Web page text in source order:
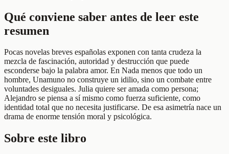
Qué conviene saber antes de leer este
resumen
Pocas novelas breves españolas exponen con tanta crudeza la
mezcla de fascinación, autoridad y destrucción que puede
esconderse bajo la palabra amor. En Nada menos que todo un
hombre, Unamuno no construye un idilio, sino un combate entre
voluntades desiguales. Julia quiere ser amada como persona;
Alejandro se piensa a sí mismo como fuerza suficiente, como
identidad total que no necesita justificarse. De esa asimetría nace un
drama de enorme tensión moral y psicológica.
Sobre este libro